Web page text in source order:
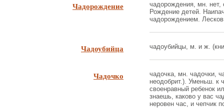
Чадорождение
чадорождения, мн. нет,
Рождение детей.
чадорождением.
Чадоубийца чадоубийцы, м. и ж.
Чадочко
чадочка, мн. чадочки,
неодобрит.). Уменьш. к
своенравный ребенок
знаешь, каково у вас
неровен час, и чепчик